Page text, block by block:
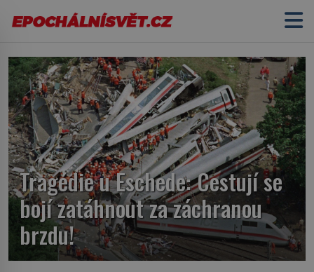
Tragédie u Eschede: Cestují se
bojí zatáhnout za záchranou
brzdu!